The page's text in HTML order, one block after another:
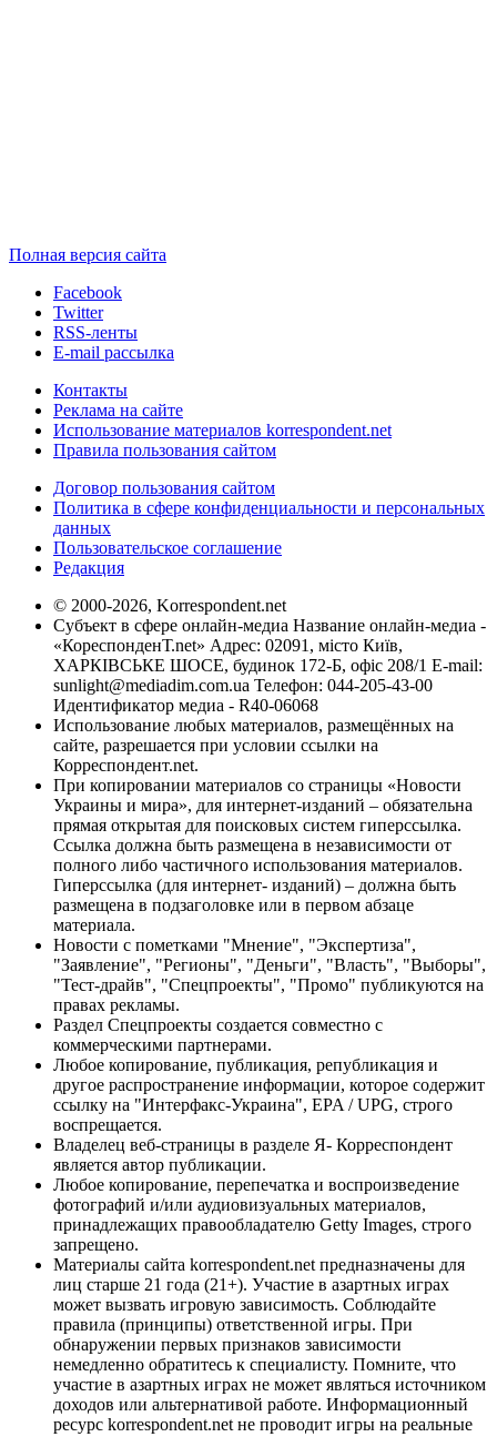
Полная версия сайта
Facebook
Twitter
RSS-ленты
E-mail рассылка
Контакты
Реклама на сайте
Использование материалов korrespondent.net
Правила пользования сайтом
Договор пользования сайтом
Политика в сфере конфиденциальности и персональных
данных
Пользовательское соглашение
Редакция
© 2000-2026, Korrespondent.net
Субъект в сфере онлайн-медиа Название онлайн-медиа -
«КореспонденТ.net» Адрес: 02091, місто Київ,
ХАРКІВСЬКЕ ШОСЕ, будинок 172-Б, офіс 208/1 E-mail:
sunlight@mediadim.com.ua Телефон: 044-205-43-00
Идентификатор медиа - R40-06068
Использование любых материалов, размещённых на
сайте, разрешается при условии ссылки на
Корреспондент.net.
При копировании материалов со страницы «Новости
Украины и мира», для интернет-изданий – обязательна
прямая открытая для поисковых систем гиперссылка.
Ссылка должна быть размещена в независимости от
полного либо частичного использования материалов.
Гиперссылка (для интернет- изданий) – должна быть
размещена в подзаголовке или в первом абзаце
материала.
Новости с пометками "Мнение", "Экспертиза",
"Заявление", "Регионы", "Деньги", "Власть", "Выборы",
"Тест-драйв", "Спецпроекты", "Промо" публикуются на
правах рекламы.
Раздел Спецпроекты создается совместно с
коммерческими партнерами.
Любое копирование, публикация, републикация и
другое распространение информации, которое содержит
ссылку на "Интерфакс-Украина", EPA / UPG, строго
воспрещается.
Владелец веб-страницы в разделе Я- Корреспондент
является автор публикации.
Любое копирование, перепечатка и воспроизведение
фотографий и/или аудиовизуальных материалов,
принадлежащих правообладателю Getty Images, строго
запрещено.
Материалы сайта korrespondent.net предназначены для
лиц старше 21 года (21+). Участие в азартных играх
может вызвать игровую зависимость. Соблюдайте
правила (принципы) ответственной игры. При
обнаружении первых признаков зависимости
немедленно обратитесь к специалисту. Помните, что
участие в азартных играх не может являться источником
доходов или альтернативой работе. Информационный
ресурс korrespondent.net не проводит игры на реальные